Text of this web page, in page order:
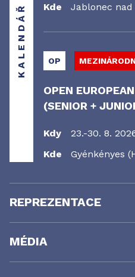
KALENDÁŘ
Kde
Jablonec nad
OP
OPEN
(SENIOR +
Kdy
23.-30. 8.
Kde
Gyénkényes
REPREZENTACE
MÉDIA